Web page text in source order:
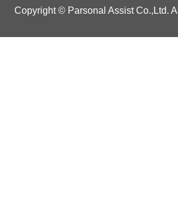
Copyright © Parsonal Assist Co.,Ltd.